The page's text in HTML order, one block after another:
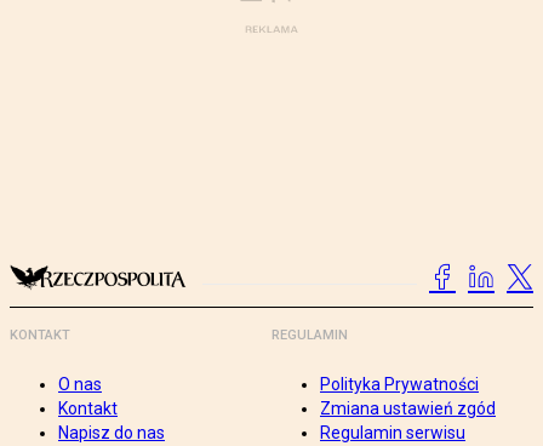
KONTAKT
O nas
Kontakt
Napisz do nas
REGULAMIN
Polityka Prywatności
Zmiana ustawień zgód
Regulamin serwisu